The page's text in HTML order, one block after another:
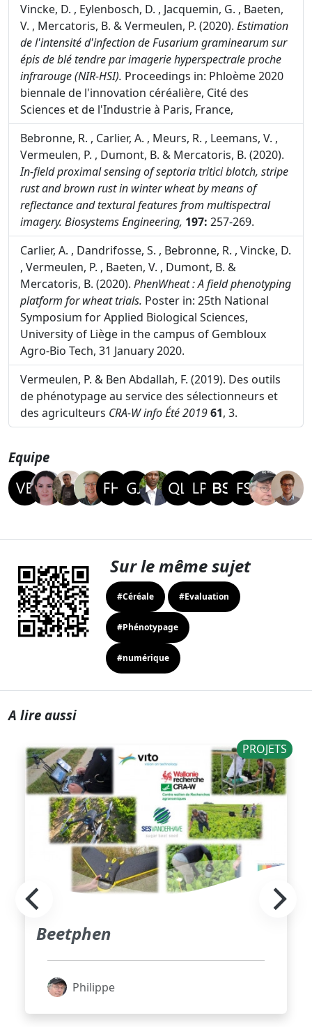
Vincke, D. , Eylenbosch, D. , Jacquemin, G. , Baeten,
V. , Mercatoris, B. & Vermeulen, P. (2020). Estimation
de l'intensité d'infection de Fusarium graminearum sur
épis de blé tendre par imagerie hyperspectrale proche
infrarouge (NIR-HSI). Proceedings in: Phloème 2020
biennale de l'innovation céréalière, Cité des
Sciences et de l'Industrie à Paris, France,
Bebronne, R. , Carlier, A. , Meurs, R. , Leemans, V. ,
Vermeulen, P. , Dumont, B. & Mercatoris, B. (2020).
In-field proximal sensing of septoria tritici blotch, stripe
rust and brown rust in winter wheat by means of
reflectance and textural features from multispectral
imagery. Biosystems Engineering, 197: 257-269.
Carlier, A. , Dandrifosse, S. , Bebronne, R. , Vincke, D.
, Vermeulen, P. , Baeten, V. , Dumont, B. &
Mercatoris, B. (2020). PhenWheat : A field phenotyping
platform for wheat trials. Poster in: 25th National
Symposium for Applied Biological Sciences,
University of Liège in the campus of Gembloux
Agro-Bio Tech, 31 January 2020.
Vermeulen, P. & Ben Abdallah, F. (2019). Des outils
de phénotypage au service des sélectionneurs et
des agriculteurs CRA-W info Été 201961, 3.
Equipe
Sur le même sujet
#Céréale #Evaluation
#Phénotypage
#numérique
A lire aussi
PROJETS
Beetphen
Philippe